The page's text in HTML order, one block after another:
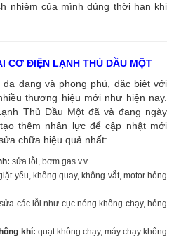
nhiệm của mình đúng thời hạn khi
CƠ ĐIỆN LẠNH THỦ DẦU MỘT
dạng và phong phú, đặc biệt với
thương hiệu mới như hiện nay.
Thủ Dầu Một đã và đang ngày
thêm nhân lực để cập nhật mới
chữa hiệu quả nhất:
sửa lỗi, bơm gas v.v
yếu, không quay, không vắt, motor hỏng
sửa các lỗi như cục nóng không chạy, hỏng
khí: quạt không chạy, máy chạy không